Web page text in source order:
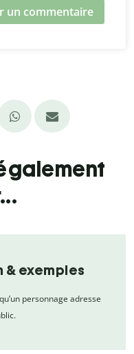
un commentaire
& exemples
personnage adresse